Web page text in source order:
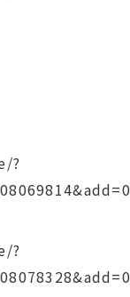
?
?